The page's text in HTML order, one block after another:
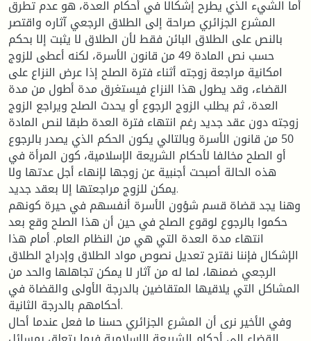
أما الشيء الذي يطرح إشكالا في أحكام العدة، هو عدم تطرق
المشرع الجزائري صراحة إلى الطلاق الرجعي آثاره واقتصر
بالنص على الطلاق البائن فقط لأن الطلاق لا يثبت إلا بحكم
حسب نص المادة 49 من قانون الأسرة، لكنه أعطى للزوج
امكانية مراجعة زوجته أثناء فترة الصلح إذا عرض النزاع على
القضاء، وقد يطول هذا النزاع فيستغرق مدة أطول من مدة
العدة، ثم يطلب الزوج الرجوع أو يحدث الصلح ويراجع الزوج
زوجته دون عقد جديد رغم انتهاء فترة العدة طبقا لنص المادة
50 من قانون الأسرة وبالتالي يكون الحكم الذي يصدر بالرجوع
أو الصلح مخالفا لأحكام الشريعة الإسلامية، كون المرأة في
هذه الحالة أصبحت أجنبية عن زوجها لإنهاء أجل عدتها ولا
يمكن للزوج مراجعتها إلا بعقد جديد.
وهنا يجد قضاة قسم شؤون الأسرة أنفسهم في حيرة كونهم
حكموا بالرجوع لوقوع الصلح في حين أن هذا الصلح وقع بعد
انتهاء مدة العدة التي هي من النظام العام. أمام هذا
الإشكال فإننا نقترح تعديل نصوص مواد الطلاق وإدراج الطلاق
الرجعي ضمنها، لما له من آثار لا يمكن تجاهلها والحد من
المشاكل التي يلاقيها المتقاضين بالدرجة الأولى والقضاة في
أحكامهم بالدرجة الثانية.
وفي الأخير نرى أن المشرع الجزائري حسنا ما فعل عندما أحال